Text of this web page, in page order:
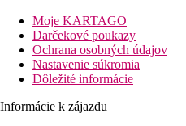
Vzdialenosť
pláže: 400 m
letisko: 30 km Varna
centrá: 1 km
Moje KARTAGO
Darčekové poukazy
Ochrana osobných údajov
Nastavenie súkromia
Dôležité informácie
Informácie k zájazdu